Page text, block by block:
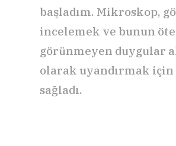
başladım. Mikroskop,
incelemek ve bunun
görünmeyen duygular
olarak uyandırmak
sağladı.